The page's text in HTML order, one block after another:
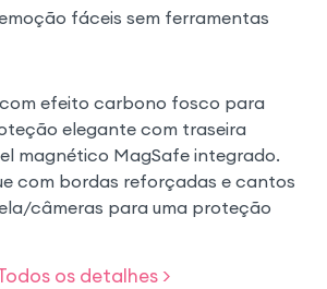
fáceis sem ferramentas
efeito carbono fosco para
elegante com traseira
magnético MagSafe integrado.
com bordas reforçadas e cantos
câmeras para uma proteção
os detalhes >